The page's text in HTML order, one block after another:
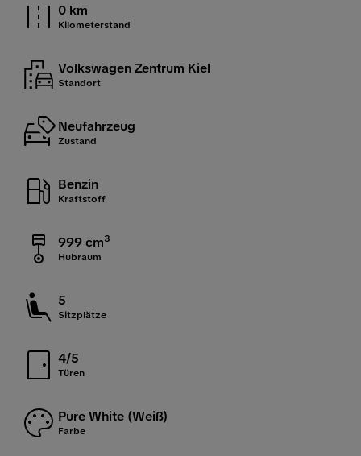
0 km
Kilometerstand
Volkswagen Zentrum Kiel
Standort
Neufahrzeug
Zustand
Benzin
Kraftstoff
999 cm3
Hubraum
5
Sitzplätze
4/5
Türen
Pure White (Weiß)
Farbe